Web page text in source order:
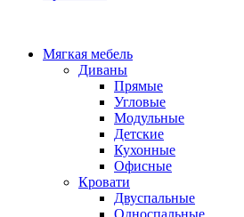
Мягкая мебель
Диваны
Прямые
Угловые
Модульные
Детские
Кухонные
Офисные
Кровати
Двуспальные